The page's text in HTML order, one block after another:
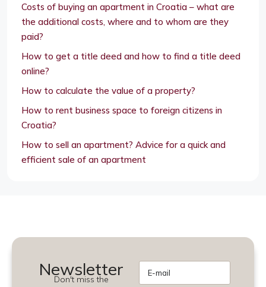
Costs of buying an apartment in Croatia – what are
the additional costs, where and to whom are they
paid?
How to get a title deed and how to find a title deed
online?
How to calculate the value of a property?
How to rent business space to foreign citizens in
Croatia?
How to sell an apartment? Advice for a quick and
efficient sale of an apartment
Newsletter
Don't miss the